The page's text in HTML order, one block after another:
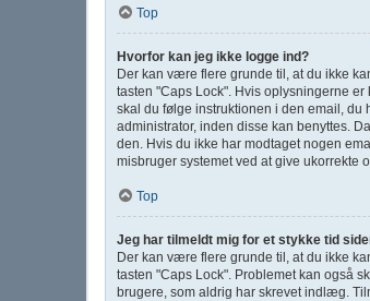
Top
Hvorfor kan jeg ikke logge ind?
Der kan være flere grunde til, at du ikke
tasten "Caps Lock". Hvis oplysningerne
skal du følge instruktionen i den email, du
administrator, inden disse kan benyttes.
den. Hvis du ikke har modtaget nogen
misbruger systemet ved at give ukorrekte
Top
Jeg har tilmeldt mig for et stykke tid
Der kan være flere grunde til, at du ikke
tasten "Caps Lock". Problemet kan også
brugere, som aldrig har skrevet indlæg.